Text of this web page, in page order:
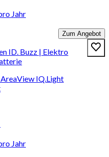
Jahr
Zum Angebot
ID. Buzz | Elektro
IQ.Light
Jahr